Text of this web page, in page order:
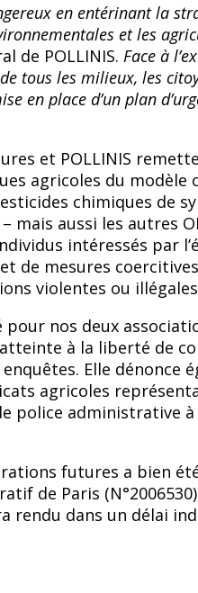
en entérinant la
et les
de POLLINIS. Face à
tous les milieux, les
en place d’un plan
et POLLINIS
agricoles du modèle
chimiques de
mais aussi les autres
intéressés par
de mesures
violentes ou
pour nos deux
à la liberté de
Elle dénonce
agricoles
police administrative
futures a bien
de Paris
dans un délai